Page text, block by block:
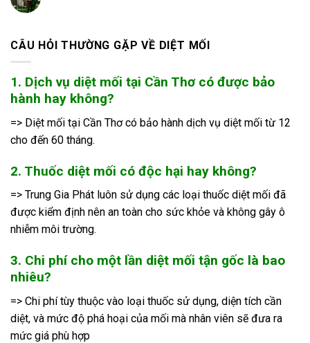
CÂU HỎI THƯỜNG GẶP VỀ DIỆT MỐI
1. Dịch vụ diệt mối tại Cần Thơ có được bảo
hành hay không?
=> Diệt mối tại Cần Thơ có bảo hành dịch vụ diệt mối từ 12
cho đến 60 tháng.
2. Thuốc diệt mối có độc hại hay không?
=> Trung Gia Phát luôn sử dụng các loại thuốc diệt mối đã
được kiểm định nên an toàn cho sức khỏe và không gây ô
nhiễm môi trường.
3. Chi phí cho một lần diệt mối tận gốc là bao
nhiêu?
=> Chi phí tùy thuộc vào loại thuốc sử dụng, diện tích cần
diệt, và mức độ phá hoại của mối mà nhân viên sẽ đưa ra
mức giá phù hợp